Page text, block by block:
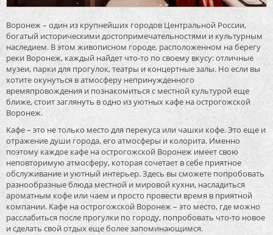
Воронеж – один из крупнейших городов Центральной России,
богатый историческими достопримечательностями и культурным
наследием. В этом живописном городе, расположенном на берегу
реки Воронеж, каждый найдет что-то по своему вкусу: отличные
музеи, парки для прогулок, театры и концертные залы. Но если вы
хотите окунуться в атмосферу непринужденного
времяпровождения и познакомиться с местной культурой еще
ближе, стоит заглянуть в одно из уютных кафе на острогожской
Воронеж.
Кафе – это не только место для перекуса или чашки кофе. Это еще и
отражение души города, его атмосферы и колорита. Именно
поэтому каждое кафе на острогожской Воронеж имеет свою
неповторимую атмосферу, которая сочетает в себе приятное
обслуживание и уютный интерьер. Здесь вы сможете попробовать
разнообразные блюда местной и мировой кухни, насладиться
ароматным кофе или чаем и просто провести время в приятной
компании. Кафе на острогожской Воронеж – это место, где можно
расслабиться после прогулки по городу, попробовать что-то новое
и сделать свой отдых еще более запоминающимся.